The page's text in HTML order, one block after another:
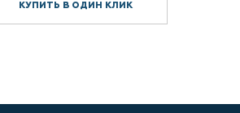
КУПИТЬ В ОДИН КЛИК